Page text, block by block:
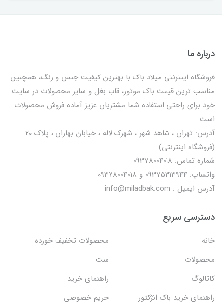
درباره ما
فروشگاه اینترنتی میلاد باک با بهترین کیفیت جنس و رنگ، همچنین
مناسب ترین قیمت باک موتور، قاب بغل و سایر محصولات در سایت
خود برای راحتی استفاده شما مشتریان عزیز آماده فروش محصولات
است .
آدرس: تهران ، شاهد شهر ، شهرک لاله ، خیابان بهاران ، پلاک ۲۰
(فروشگاه اینترنتی)
شماره تماس: 09378004018
واتساپ: 09375313944 و 09378004018
آدرس ایمیل : info@miladbak.com
دسترسی سریع
خانه
محصولات تخفیف خورده
محصولات
ست
کاتالوگ
راهنمای خرید
راهنمای خرید باک انژکتور
حریم خصوصی